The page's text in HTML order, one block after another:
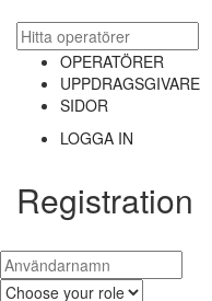
OPERATÖRER
UPPDRAGSGIVARE
SIDOR
LOGGA IN
Registration